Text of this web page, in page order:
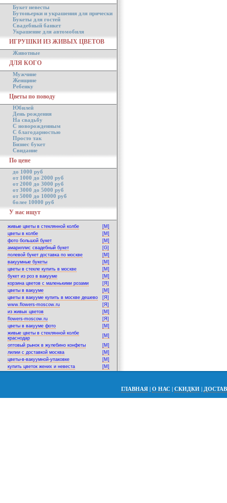
Букет невесты
Бутоньерки и украшения для прически
Букеты для гостей
Свадебный банкет
Украшение для автомобиля
ИГРУШКИ ИЗ ЖИВЫХ ЦВЕТОВ
Животные
ДЛЯ КОГО
Мужчине
Женщине
Ребенку
Цветы по поводу
Юбилей
День рождения
На свадьбу
С новорожденным
С благодарностью
Просто так
Бизнес букет
Свидание
По цене
до 1000 руб
от 1000 до 2000 руб
от 2000 до 3000 руб
от 3000 до 5000 руб
от 5000 до 10000 руб
более 10000 руб
У нас ищут
живые цветы в стеклянной колбе
[M]
цветы в колбе
[M]
фото большой букет
[M]
амариллис свадебный букет
[G]
полевой букет доставка по москве
[M]
вакуумные букеты
[M]
цветы в стекле купить в москве
[M]
букет из роз в вакууме
[M]
корзина цветов с маленькими розами
[Я]
цветы в вакууме
[M]
цветы в вакууме купить в москве дешево
[Я]
www.flowers-moscow.ru
[Я]
из живых цветов
[M]
flowers-moscow.ru
[Я]
цветы в вакууме фото
[M]
живые цветы в стеклянной колбе
краснодар
[M]
оптовый рынок в жулебино конфеты
[M]
лилии с доставкой москва
[M]
цветы-в-вакуумной-упаковке
[M]
купить цветок жених и невеста
[M]
ГЛАВНАЯ | О НАС | СКИДКИ |